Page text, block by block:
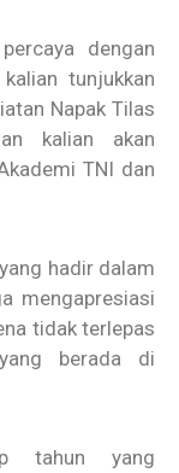
dengan
tunjukkan
Napak Tilas
kalian akan
TNI dan
hadir dalam
mengapresiasi
tidak terlepas
berada di
tahun yang